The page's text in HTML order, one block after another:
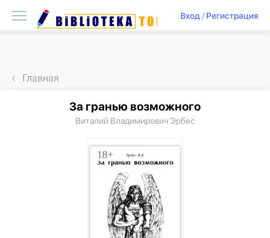
Вход/ Регистрация
Главная
За гранью возможного
Виталий Владимирович Эрбес